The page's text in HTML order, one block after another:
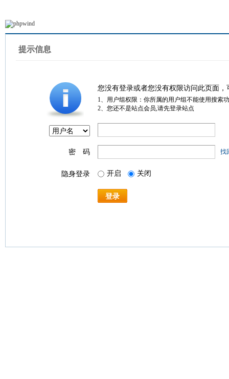
提示信息
您没有登录或者您没有权限访问此页面
1、用户组权限：你所属的用户组不能使用搜索
2、您还不是站点会员,请先登录站点
密 码 找
隐身登录 开启 关闭
登录